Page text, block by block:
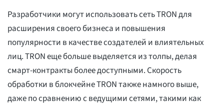
Разработчики могут использовать сеть TRON для
расширения своего бизнеса и повышения
популярности в качестве создателей и влиятельных
лиц. TRON еще больше выделяется из толпы, делая
смарт-контракты более доступными. Скорость
обработки в блокчейне TRON также намного выше,
даже по сравнению с ведущими сетями, такими как